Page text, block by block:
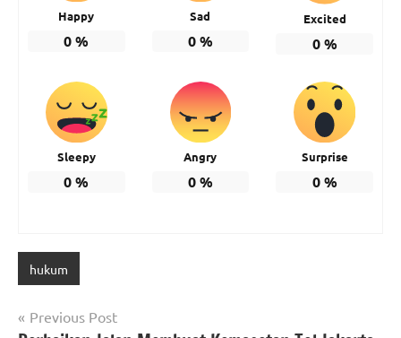
Happy
0%
Sad
0%
Excited
0%
Sleepy
0%
Angry
0%
Surprise
0%
hukum
Post
Previous Post